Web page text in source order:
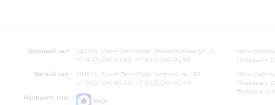
Большой зал:
191186, Санкт-Петербург, Михайловская ул., 2
+7 (812) 240-01-00, +7 (812) 240-01-80
Малый зал:
191011, Санкт-Петербург, Невский пр., 30
+7 (812) 240-01-00, +7 (812) 240-01-70
Напишите нам:
MAX
Часы
Перерыв с
Часы
Перерыв с
Вопросы